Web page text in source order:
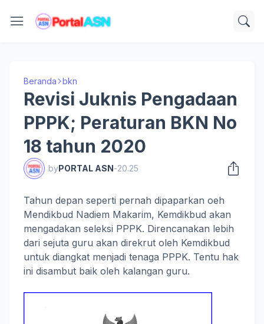
Beranda bkn
Revisi Juknis Pengadaan
PPPK; Peraturan BKN No
18 tahun 2020
byPORTAL ASN-20.25
Tahun depan seperti pernah dipaparkan oeh
Mendikbud Nadiem Makarim, Kemdikbud akan
mengadakan seleksi PPPK. Direncanakan lebih
dari sejuta guru akan direkrut oleh Kemdikbud
untuk diangkat menjadi tenaga PPPK. Tentu hak
ini disambut baik oleh kalangan guru.